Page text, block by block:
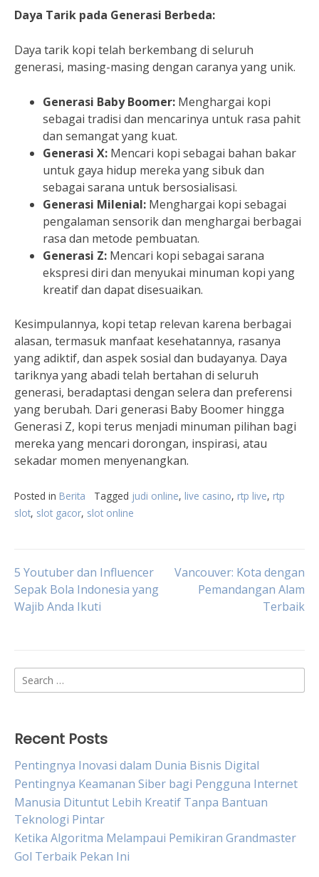
Daya Tarik pada Generasi Berbeda:
Daya tarik kopi telah berkembang di seluruh
generasi, masing-masing dengan caranya yang unik.
Generasi Baby Boomer: Menghargai kopi
sebagai tradisi dan mencarinya untuk rasa pahit
dan semangat yang kuat.
Generasi X: Mencari kopi sebagai bahan bakar
untuk gaya hidup mereka yang sibuk dan
sebagai sarana untuk bersosialisasi.
Generasi Milenial: Menghargai kopi sebagai
pengalaman sensorik dan menghargai berbagai
rasa dan metode pembuatan.
Generasi Z: Mencari kopi sebagai sarana
ekspresi diri dan menyukai minuman kopi yang
kreatif dan dapat disesuaikan.
Kesimpulannya, kopi tetap relevan karena berbagai
alasan, termasuk manfaat kesehatannya, rasanya
yang adiktif, dan aspek sosial dan budayanya. Daya
tariknya yang abadi telah bertahan di seluruh
generasi, beradaptasi dengan selera dan preferensi
yang berubah. Dari generasi Baby Boomer hingga
Generasi Z, kopi terus menjadi minuman pilihan bagi
mereka yang mencari dorongan, inspirasi, atau
sekadar momen menyenangkan.
Posted in Berita Tagged judi online, live casino, rtp live, rtp
slot, slot gacor, slot online
Post
navigation
5 Youtuber dan Influencer
Sepak Bola Indonesia yang
Wajib Anda Ikuti
Vancouver: Kota dengan
Pemandangan Alam
Terbaik
Search
for:
Recent Posts
Pentingnya Inovasi dalam Dunia Bisnis Digital
Pentingnya Keamanan Siber bagi Pengguna Internet
Manusia Dituntut Lebih Kreatif Tanpa Bantuan
Teknologi Pintar
Ketika Algoritma Melampaui Pemikiran Grandmaster
Gol Terbaik Pekan Ini